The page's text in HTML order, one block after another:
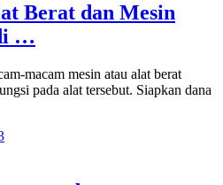
Berat dan Mesin
…
macam mesin atau alat berat
pada alat tersebut. Siapkan dana